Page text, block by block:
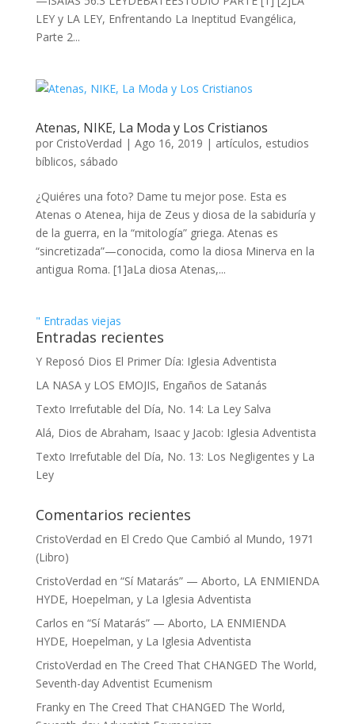
LEY y LA LEY, Enfrentando La Ineptitud Evangélica,
Parte 2...
Atenas, NIKE, La Moda y Los Cristianos
por CristoVerdad | Ago 16, 2019 | artículos, estudios
bíblicos, sábado
¿Quiéres una foto? Dame tu mejor pose. Esta es
Atenas o Atenea, hija de Zeus y diosa de la sabiduría y
de la guerra, en la “mitología” griega. Atenas es
“sincretizada”—conocida, como la diosa Minerva en la
antigua Roma. [1]aLa diosa Atenas,...
" Entradas viejas
Entradas recientes
Y Reposó Dios El Primer Día: Iglesia Adventista
LA NASA y LOS EMOJIS, Engaños de Satanás
Texto Irrefutable del Día, No. 14: La Ley Salva
Alá, Dios de Abraham, Isaac y Jacob: Iglesia Adventista
Texto Irrefutable del Día, No. 13: Los Negligentes y La
Ley
Comentarios recientes
CristoVerdad en El Credo Que Cambió al Mundo, 1971
(Libro)
CristoVerdad en “Sí Matarás” — Aborto, LA ENMIENDA
HYDE, Hoepelman, y La Iglesia Adventista
Carlos en “Sí Matarás” — Aborto, LA ENMIENDA
HYDE, Hoepelman, y La Iglesia Adventista
CristoVerdad en The Creed That CHANGED The World,
Seventh-day Adventist Ecumenism
Frankyen The Creed That CHANGED The World,